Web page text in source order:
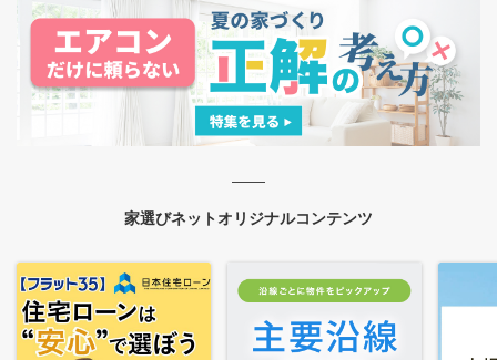
家選びネットオリジナルコンテンツ